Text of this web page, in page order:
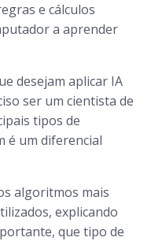
e cálculos
a aprender
desejam aplicar IA
ser um cientista de
tipos de
é um diferencial
algoritmos mais
explicando
que tipo de